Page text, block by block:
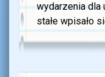
wydarzenia dla
stałe wpisało